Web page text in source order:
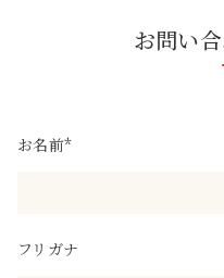
お問い
お名前*
フリガナ